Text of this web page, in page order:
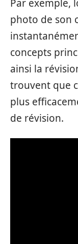
Par exemple,
photo de son
concepts
ainsi la
trouvent que
plus
de révision.